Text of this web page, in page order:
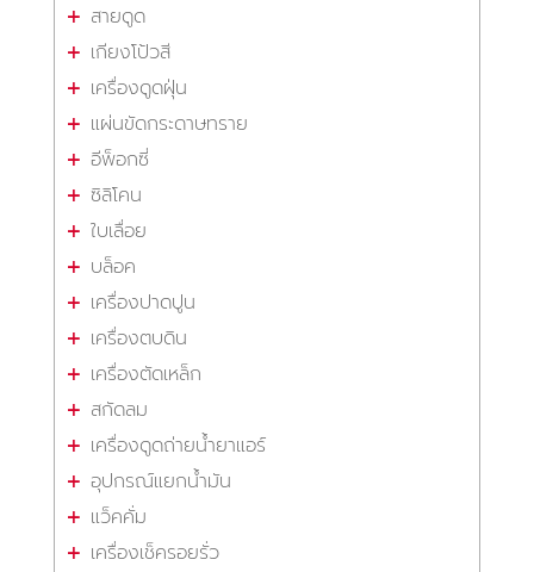
สายดูด
เกียงโป้วสี
เครื่องดูดฝุ่น
แผ่นขัดกระดาษทราย
อีพ็อกซี่
ซิลิโคน
ใบเลื่อย
บล็อค
เครื่องปาดปูน
เครื่องตบดิน
เครื่องตัดเหล็ก
สกัดลม
เครื่องดูดถ่ายน้ำยาแอร์
อุปกรณ์แยกน้ำมัน
แว็คคั่ม
เครื่องเช็ครอยรั่ว